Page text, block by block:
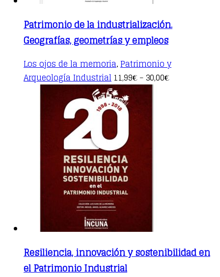
Patrimonio de la industrialización.
Geografías, geometrías y empleos
Los ojos de la memoria, Patrimonio y
Arqueología Industrial This
product
has
multiple
variants.
options
may
be
chosen
on
the
product
page
11,99€ – 30,00€
Resiliencia, innovación y sostenibilidad en
el Patrimonio Industrial